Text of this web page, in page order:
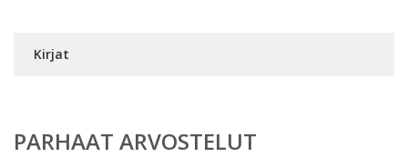
Kirjat
PARHAAT ARVOSTELUT